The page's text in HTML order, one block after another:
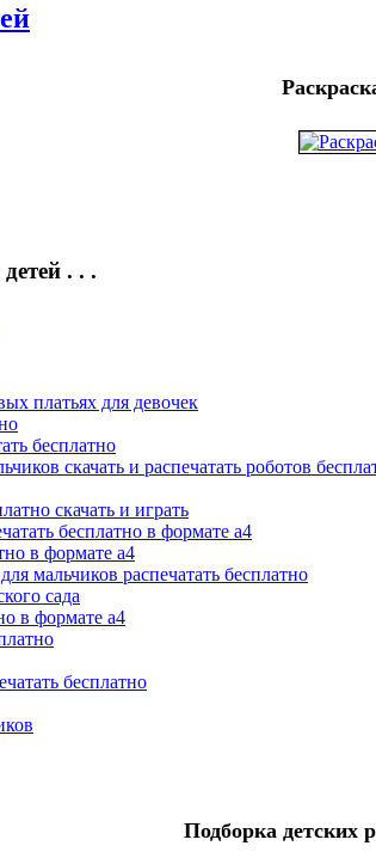
. . .
платьях для девочек
бесплатно
скачать и распечатать роботов
скачать и играть
бесплатно в формате а4
в формате а4
мальчиков распечатать бесплатно
сада
в формате а4
бесплатно
Подборка детских